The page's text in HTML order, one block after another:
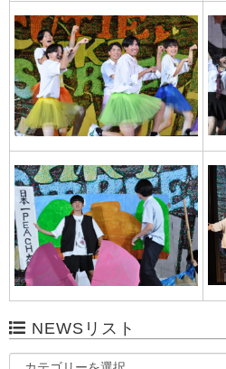
NEWSリスト